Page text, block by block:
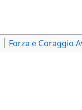
Forza e Coraggio